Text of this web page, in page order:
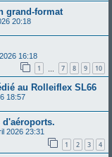
grand-format
20:18
16:18
1 7 8 9 10
au Rolleiflex SL66
18:57
d'aéroports.
2026 23:31
1 2 3 4